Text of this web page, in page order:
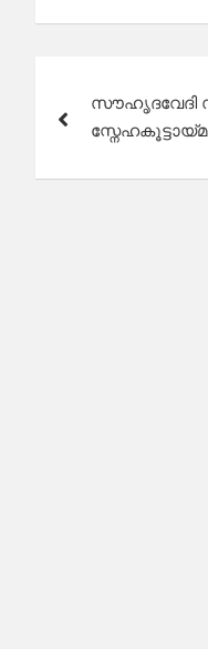
navigation
സൗഹൃദവേദി